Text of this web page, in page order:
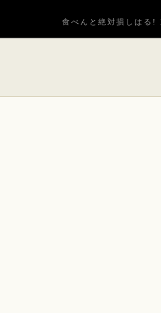
食べんと絶対損しはる!